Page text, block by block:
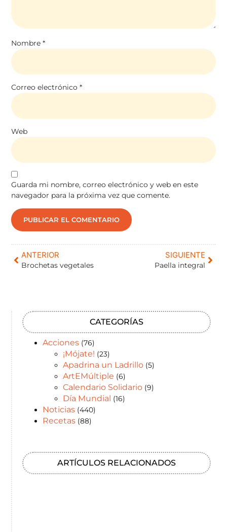
Nombre*
Correo electrónico*
Web
Guarda mi nombre, correo electrónico y web en este
navegador para la próxima vez que comente.
ANTERIOR
Brochetas vegetales
SIGUIENTE
Paella integral
CATEGORÍAS
Acciones (76)
¡Mójate! (23)
Apadrina un Ladrillo (5)
ArtEMúltiple (6)
Calendario Solidario (9)
Día Mundial (16)
Noticias (440)
Recetas (88)
ARTÍCULOS RELACIONADOS